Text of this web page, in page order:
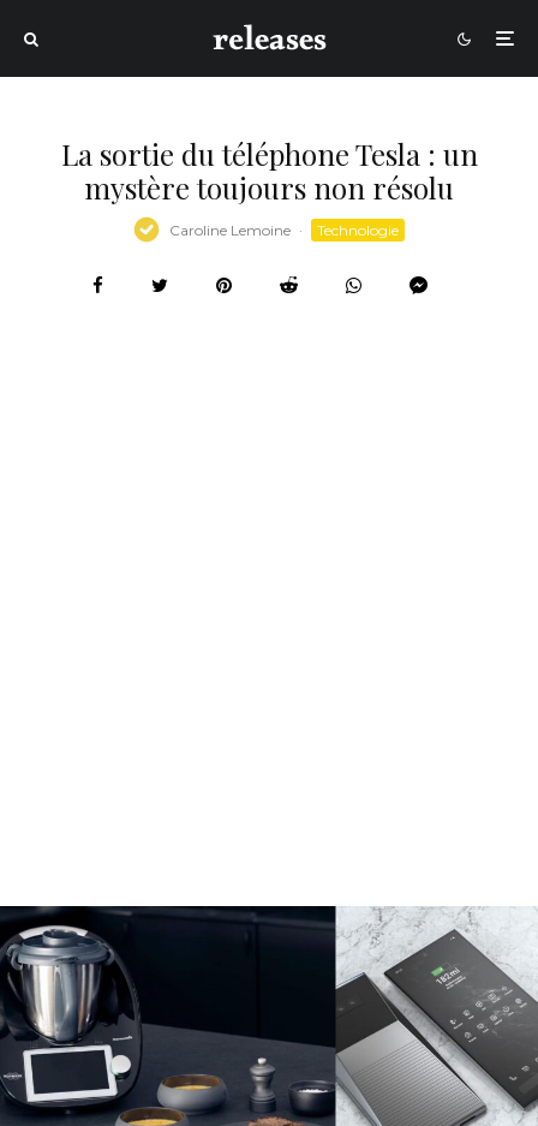
La sortie du téléphone Tesla : un
mystère toujours non résolu
Caroline Lemoine · Technologie